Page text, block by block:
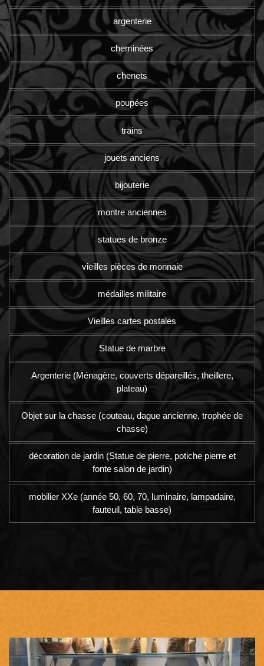
argenterie
cheminées
chenets
poupées
trains
jouets anciens
bijouterie
montre anciennes
statues de bronze
vieilles pièces de monnaie
médailles militaire
Vieilles cartes postales
Statue de marbre
Argenterie (Ménagère, couverts dépareillés, theillere,
plateau)
Objet sur la chasse (couteau, dague ancienne, trophée de
chasse)
décoration de jardin (Statue de pierre, potiche pierre et
fonte salon de jardin)
mobilier XXe (année 50, 60, 70, luminaire, lampadaire,
fauteuil, table basse)